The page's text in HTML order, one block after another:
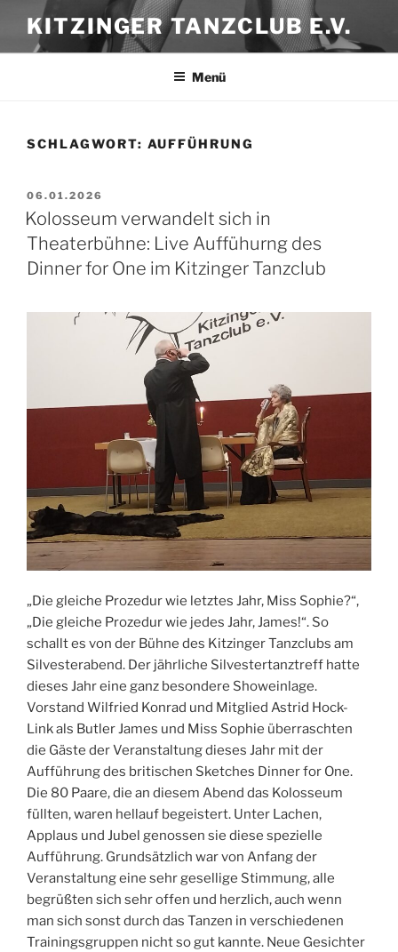
Inhalt
springen
KITZINGER TANZCLUB E.V.
Menü
SCHLAGWORT: AUFFÜHRUNG
VERÖFFENTLICHT
AM
06.01.2026
Kolosseum verwandelt sich in
Theaterbühne: Live Auffühurng des
Dinner for One im Kitzinger Tanzclub
„Die gleiche Prozedur wie letztes Jahr, Miss Sophie?“,
„Die gleiche Prozedur wie jedes Jahr, James!“. So
schallt es von der Bühne des Kitzinger Tanzclubs am
Silvesterabend. Der jährliche Silvestertanztreff hatte
dieses Jahr eine ganz besondere Showeinlage.
Vorstand Wilfried Konrad und Mitglied Astrid Hock-
Link als Butler James und Miss Sophie überraschten
die Gäste der Veranstaltung dieses Jahr mit der
Aufführung des britischen Sketches Dinner for One.
Die 80 Paare, die an diesem Abend das Kolosseum
füllten, waren hellauf begeistert. Unter Lachen,
Applaus und Jubel genossen sie diese spezielle
Aufführung. Grundsätzlich war von Anfang der
Veranstaltung eine sehr gesellige Stimmung, alle
begrüßten sich sehr offen und herzlich, auch wenn
man sich sonst durch das Tanzen in verschiedenen
Trainingsgruppen nicht so gut kannte. Neue Gesichter